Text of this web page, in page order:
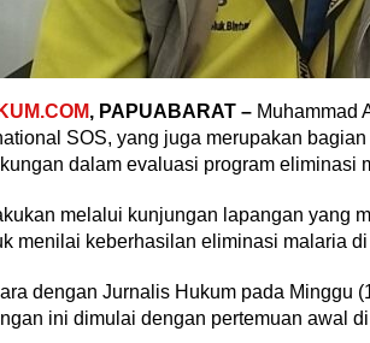
, PAPUABARAT –Muhammad
SOS, yang juga merupakan
dalam evaluasi program eliminasi
melalui kunjungan lapangan yang
menilai keberhasilan eliminasi malaria
dengan Jurnalis Hukum pada Minggu
ini dimulai dengan pertemuan awal